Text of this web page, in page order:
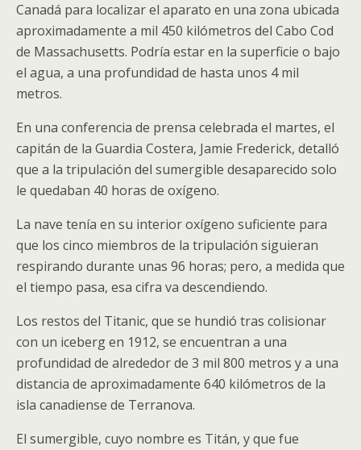
Canadá para localizar el aparato en una zona ubicada
aproximadamente a mil 450 kilómetros del Cabo Cod
de Massachusetts. Podría estar en la superficie o bajo
el agua, a una profundidad de hasta unos 4 mil
metros.
En una conferencia de prensa celebrada el martes, el
capitán de la Guardia Costera, Jamie Frederick, detalló
que a la tripulación del sumergible desaparecido solo
le quedaban 40 horas de oxígeno.
La nave tenía en su interior oxígeno suficiente para
que los cinco miembros de la tripulación siguieran
respirando durante unas 96 horas; pero, a medida que
el tiempo pasa, esa cifra va descendiendo.
Los restos del Titanic, que se hundió tras colisionar
con un iceberg en 1912, se encuentran a una
profundidad de alrededor de 3 mil 800 metros y a una
distancia de aproximadamente 640 kilómetros de la
isla canadiense de Terranova.
El sumergible, cuyo nombre es Titán, y que fue